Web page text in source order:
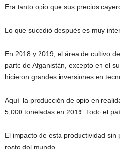
Era tanto opio que sus precios
Lo que sucedió después es muy
En 2018 y 2019, el área de cultivo
parte de Afganistán, excepto en el
hicieron grandes inversiones en
Aquí, la producción de opio en
5,000 toneladas en 2019. Todo el
El impacto de esta productividad sin
resto del mundo.